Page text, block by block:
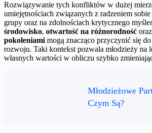
Rozwiązywanie tych konfliktów w dużej
umiejętnościach związanych z radzeniem
grupy oraz na zdolnościach krytycznego
środowisko, otwartość na różnorodność oraz
pokoleniamimogą znacząco przyczynić się
rozwoju. Taki kontekst pozwala młodzieży na
własnych wartości w obliczu szybko
Młodzieżowe
Czym Są?